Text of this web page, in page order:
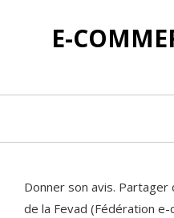
E-
Donner son avis. Partager
de la Fevad (Fédération